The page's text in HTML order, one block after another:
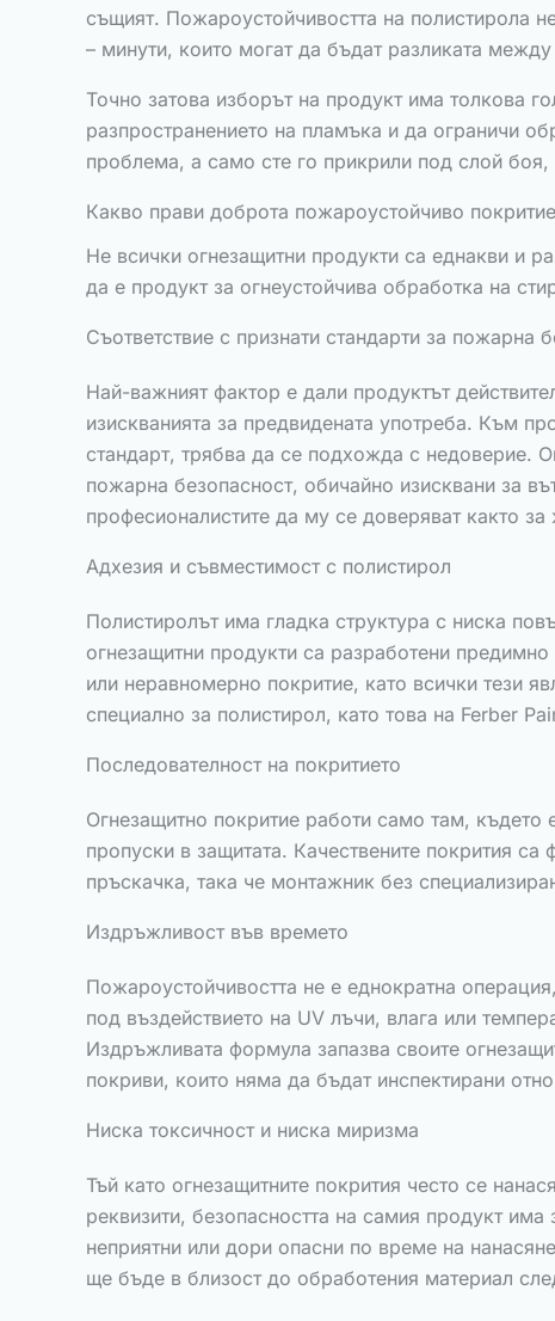
същият. Пожароустойчивостта на полистирола
– минути, които могат да бъдат разликата
Точно затова изборът на продукт има толкова
разпространението на пламъка и да ограничи
проблема, а само сте го прикрили под слой
Какво прави доброта пожароустойчиво покритие
Не всички огнезащитни продукти са еднакви и
да е продукт за огнеустойчива обработка на
Съответствие с признати стандарти за пожарна
Най-важният фактор е дали продуктът
изискванията за предвидената употреба. Към
стандарт, трябва да се подхожда с недоверие.
пожарна безопасност, обичайно изисквани за
професионалистите да му се доверяват както
Адхезия и съвместимост с полистирол
Полистиролът има гладка структура с ниска
огнезащитни продукти са разработени
или неравномерно покритие, като всички тези
специално за полистирол, като това на Ferber
Последователност на покритието
Огнезащитно покритие работи само там, където
пропуски в защитата. Качествените покрития
пръскачка, така че монтажник без
Издръжливост във времето
Пожароустойчивостта не е еднократна
под въздействието на UV лъчи, влага или
Издръжливата формула запазва своите
покриви, които няма да бъдат инспектирани
Ниска токсичност и ниска миризма
Тъй като огнезащитните покрития често се
реквизити, безопасността на самия продукт
неприятни или дори опасни по време на
ще бъде в близост до обработения материал